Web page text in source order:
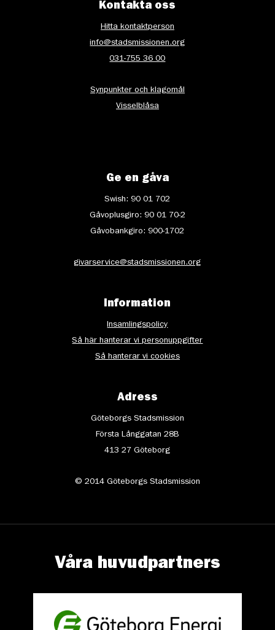
Kontakta oss
Hitta kontaktperson
info@stadsmissionen.org
031-755 36 00
Synpunkter och klagomål
Visselblåsa
Ge en gåva
Swish: 90 01 702
Gåvoplusgiro: 90 01 70-2
Gåvobankgiro: 900-1702
givarservice@stadsmissionen.org
Information
Insamlingspolicy
Så här hanterar vi personuppgifter
Så hanterar vi cookies
Adress
Göteborgs Stadsmission
Första Långgatan 28B
413 27 Göteborg
© 2014 Göteborgs Stadsmission
Våra huvudpartners